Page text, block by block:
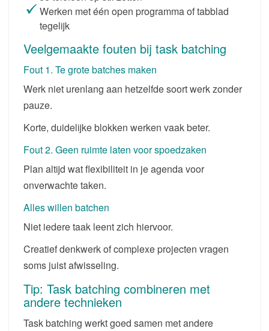
Werken met één open programma of tabblad
tegelijk
Veelgemaakte fouten bij task batching
Fout 1. Te grote batches maken
Werk niet urenlang aan hetzelfde soort werk zonder
pauze.
Korte, duidelijke blokken werken vaak beter.
Fout 2. Geen ruimte laten voor spoedzaken
Plan altijd wat flexibiliteit in je agenda voor
onverwachte taken.
Alles willen batchen
Niet iedere taak leent zich hiervoor.
Creatief denkwerk of complexe projecten vragen
soms juist afwisseling.
Tip: Task batching combineren met
andere technieken
Task batching werkt goed samen met andere